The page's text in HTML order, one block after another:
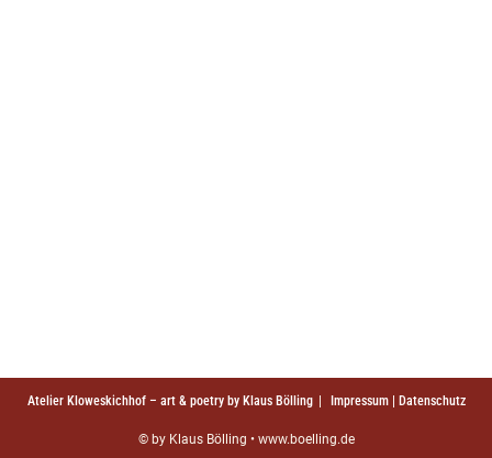
Atelier Kloweskichhof – art & poetry by Klaus Bölling Impressum | Datenschutz
© by Klaus Bölling • www.boelling.de